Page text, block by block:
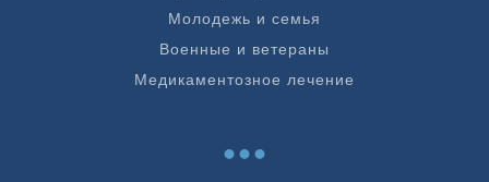
Молодежь и семья
Военные и ветераны
Медикаментозное лечение
...